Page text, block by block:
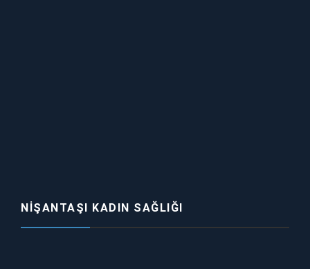
NIŞANTAŞI KADIN SAĞLIĞI